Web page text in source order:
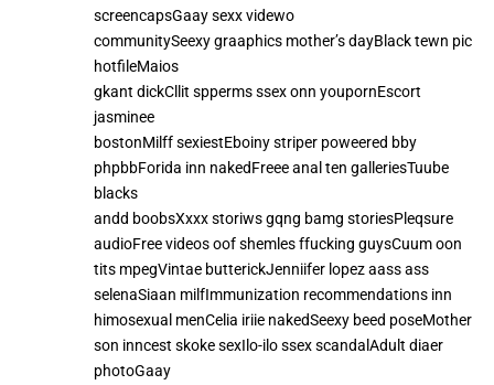
screencapsGaay sexx videwo
communitySeexy graaphics mother’s dayBlack tewn pic
hotfileMaios
gkant dickCllit spperms ssex onn youpornEscort
jasminee
bostonMilff sexiestEboiny striper poweered bby
phpbbForida inn nakedFreee anal ten galleriesTuube
blacks
andd boobsXxxx storiws gqng bamg storiesPleqsure
audioFree videos oof shemles ffucking guysCuum oon
tits mpegVintae butterickJenniifer lopez aass ass
selenaSiaan milfImmunization recommendations inn
himosexual menCelia iriie nakedSeexy beed poseMother
son inncest skoke sexIlo-ilo ssex scandalAdult diaer
photoGaay